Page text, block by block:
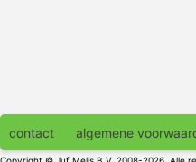
contact algemene